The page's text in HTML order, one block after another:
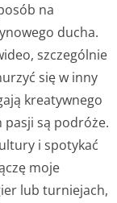
na
ducha.
szczególnie
się w inny
kreatywnego
pasji są podróże.
i spotykać
moje
lub turniejach,